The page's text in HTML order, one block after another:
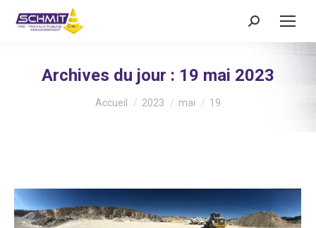
Recherche
Archives du jour : 19 mai 2023
Vous êtes ici :
Accueil 2023 mai 19